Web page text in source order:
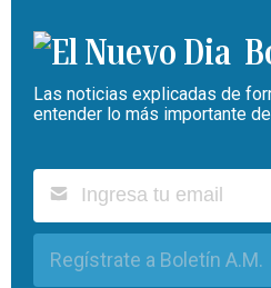
Las noticias explicadas de
entender lo más importante
Regístrate a Boletín A.M.